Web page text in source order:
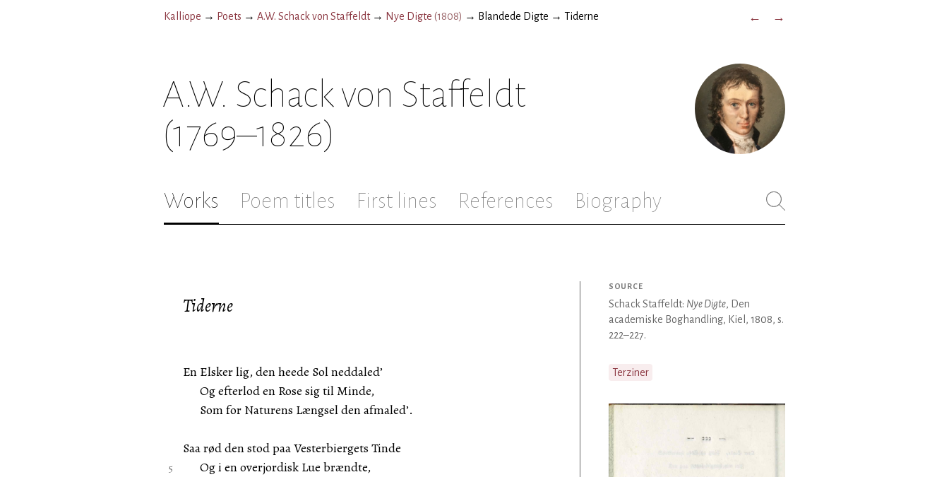
Kalliope → Poets → A.W. Schack von Staffeldt→ Nye Digte (1808) → Blandede Digte → Tiderne ← →
A.W. Schack von Staffeldt
(1769–1826)
Works Poem titles First lines References Biography
Tiderne
En Elsker lig, den heede Sol neddaled’
Og efterlod en Rose sig til Minde,
Som for Naturens Længsel den afmaled’.
Saa rød den stod paa Vesterbiergets Tinde
Og i en overjordisk Lue brændte,
SOURCE
Schack Staffeldt: Nye Digte, Den
academiske Boghandling, Kiel, 1808, s.
222–227.
Terziner